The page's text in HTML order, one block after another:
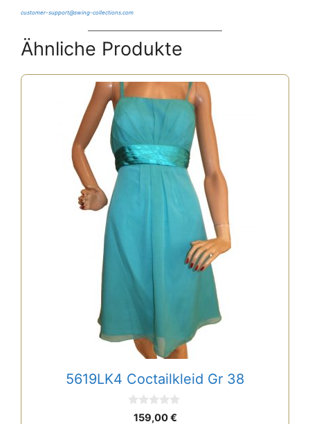
customer-support@swing-collections.com
Ähnliche Produkte
5619LK4 Coctailkleid Gr 38
159,00€